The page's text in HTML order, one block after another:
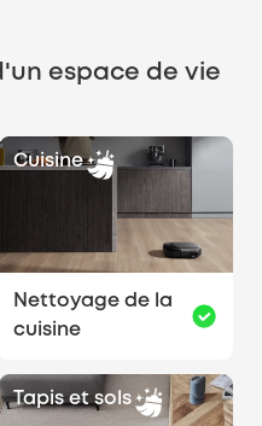
espace de vie
Cuisine
Nettoyage de la
cuisine
Tapis et sols